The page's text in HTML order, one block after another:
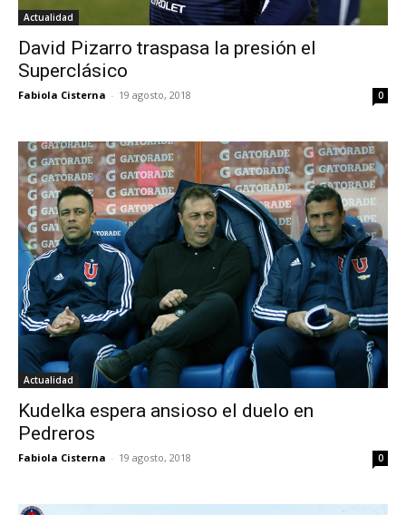
Actualidad
David Pizarro traspasa la presión el
Superclásico
Fabiola Cisterna - 19 agosto, 2018 0
Actualidad
Kudelka espera ansioso el duelo en
Pedreros
Fabiola Cisterna - 19 agosto, 2018 0